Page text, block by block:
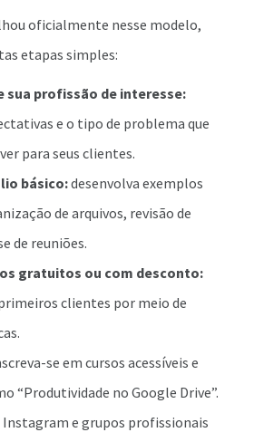
oficialmente nesse modelo,
etapas simples:
sua profissão de interesse:
e o tipo de problema que
para seus clientes.
básico:desenvolva exemplos
de arquivos, revisão de
de reuniões.
gratuitos ou com desconto:
clientes por meio de
se em cursos acessíveis e
“Produtividade no Google Drive”.
Instagram e grupos profissionais